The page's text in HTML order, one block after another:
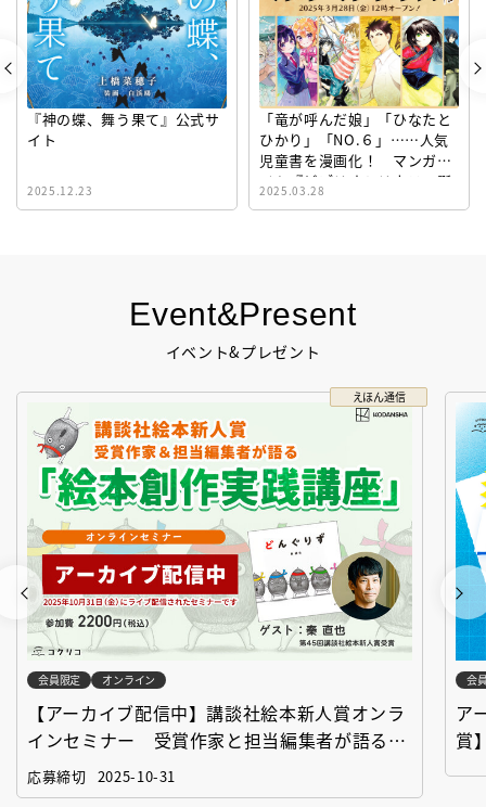
Event&Present
イベント&プレゼント
えほん通信
会員限定 オンライン
【アーカイブ配信中】講談社絵本新人賞オンラ
インセミナー 受賞作家と担当編集者が語る
「絵本創作実践講座」
応募締切 2025-10-31
会
ア
賞
『神の蝶、舞う果て』公式サ
イト
2025.12.23
「竜が呼んだ娘」「ひなたと
ひかり」「NO.６」……人気
児童書を漫画化！ マンガサ
イト『ビブリオシリウス』誕
生！
2025.03.28